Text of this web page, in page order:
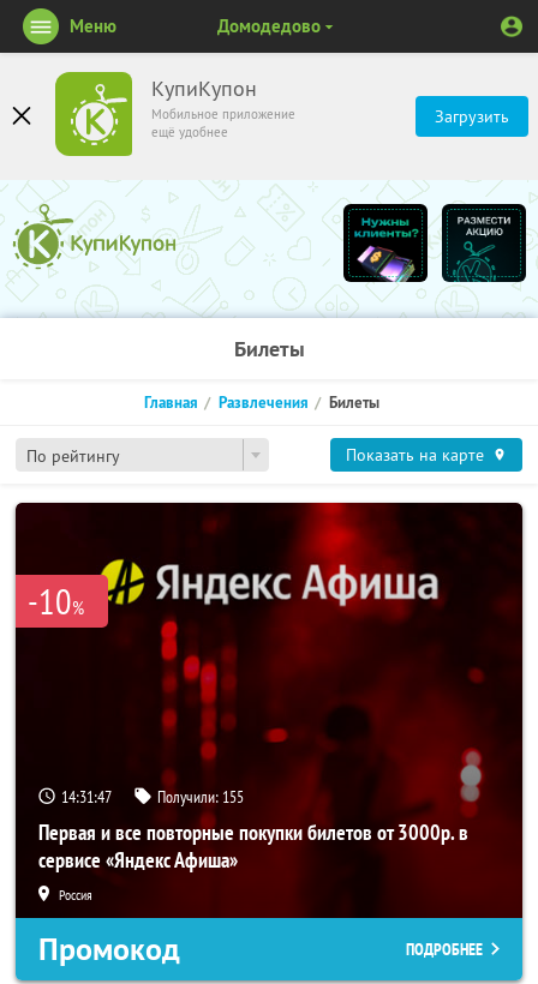
КупиКупон
Мобильное приложение
ещё удобнее
Загрузить
Меню Домодедово
Билеты
По рейтингу
Главная Развлечения Билеты
Показать на карте
-10%
14:31:47 Получили: 155
Первая и все повторные покупки билетов от 3000р. в
сервисе «Яндекс Афиша»
Россия
Промокод ПОДРОБНЕЕ